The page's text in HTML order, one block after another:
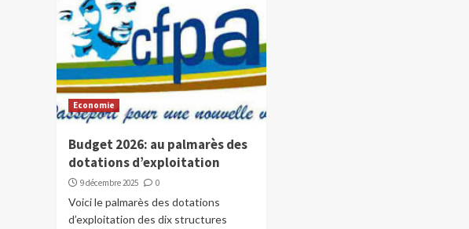
Economie
Budget 2026: au palmarès des
dotations d’exploitation
9 décembre 2025 0
Voici le palmarès des dotations
d’exploitation des dix structures